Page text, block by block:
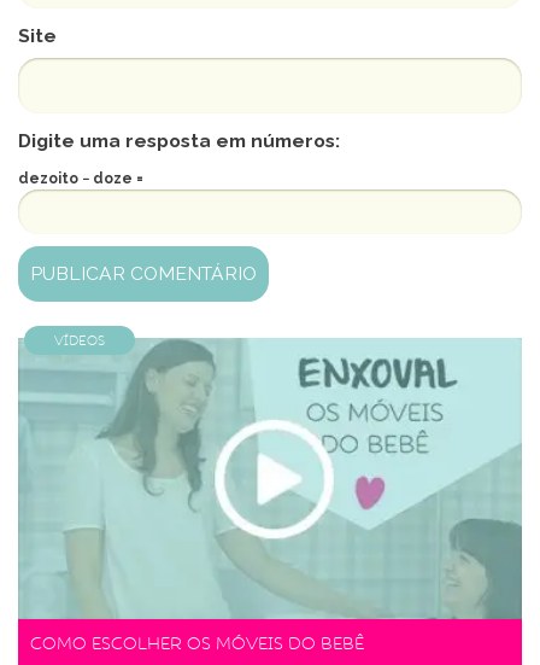
Site
Digite uma resposta em números:
dezoito − doze =
Vídeos
Como escolher os móveis do bebê